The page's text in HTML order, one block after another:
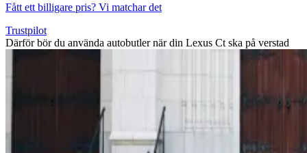
Fått ett billigare pris? Vi matchar det
Trustpilot
Därför bör du använda autobutler när din Lexus Ct ska på verstad